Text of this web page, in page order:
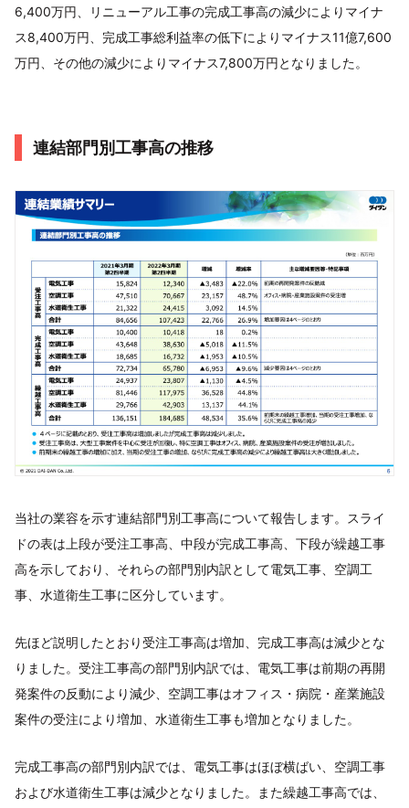
6,400万円、リニューアル工事の完成工事高の減少によりマイナ
ス8,400万円、完成工事総利益率の低下によりマイナス11億7,600
万円、その他の減少によりマイナス7,800万円となりました。
連結部門別工事高の推移
当社の業容を示す連結部門別工事高について報告します。スライ
ドの表は上段が受注工事高、中段が完成工事高、下段が繰越工事
高を示しており、それらの部門別内訳として電気工事、空調工
事、水道衛生工事に区分しています。
先ほど説明したとおり受注工事高は増加、完成工事高は減少とな
りました。受注工事高の部門別内訳では、電気工事は前期の再開
発案件の反動により減少、空調工事はオフィス・病院・産業施設
案件の受注により増加、水道衛生工事も増加となりました。
完成工事高の部門別内訳では、電気工事はほぼ横ばい、空調工事
および水道衛生工事は減少となりました。また繰越工事高では、